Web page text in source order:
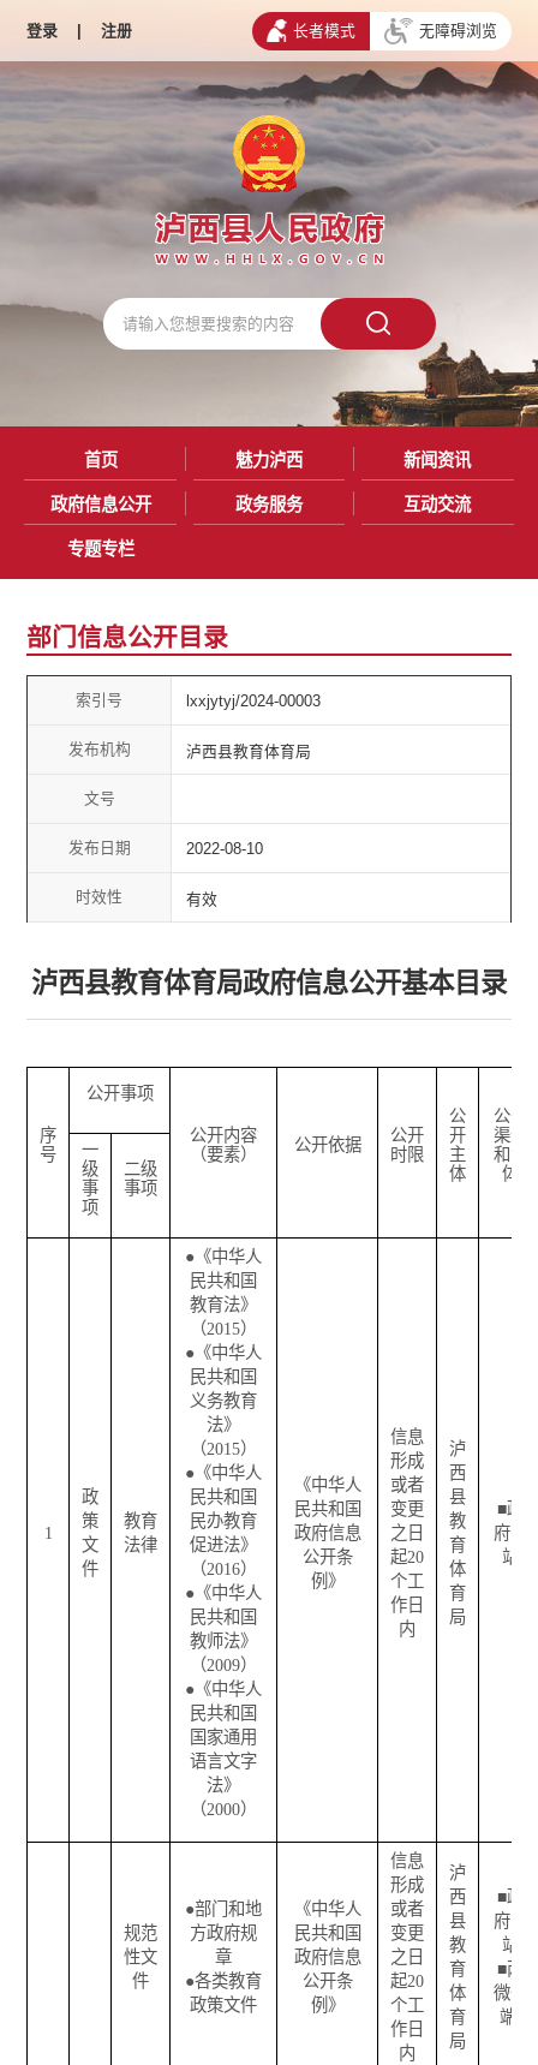
登录 | 注册 长者模式 无障碍浏览
首页 魅力泸西 新闻资讯
政府信息公开 政务服务 互动交流
专题专栏
部门信息公开目录
索引号 lxxjytyj/2024-00003
发布机构 泸西县教育体育局
文号
发布日期 2022-08-10
时效性 有效
泸西县教育体育局政府信息公开基本目录
序
号
公开事项
公开内容
（要素）
公开依据
公开
时限
公
开
主
体
公开
渠道
和载
体
一
级
事
项
二级
事项
1
政
策
文
件
教育
法律
● 《中华人
民共和国
教育法》
（2015）
● 《中华人
民共和国
义务教育
法》
（2015）
● 《中华人
民共和国
民办教育
促进法》
（2016）
● 《中华人
民共和国
教师法》
（2009）
● 《中华人
民共和国
国家通用
语言文字
法》
（2000）
《中华人
民共和国
政府信息
公开条
例》
信息
形成
或者
变更
之日
起20
个工
作日
内
泸
西
县
教
育
体
育
局
■政
府网
站
规范
性文
件
●部门和地
方政府规
章
●各类教育
政策文件
《中华人
民共和国
政府信息
公开条
例》
信息
形成
或者
变更
之日
起20
个工
作日
内
泸
西
县
教
育
体
育
局
■政
府网
站
■两
微一
端